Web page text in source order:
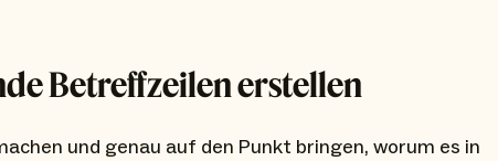
Betreffzeilen erstellen
und genau auf den Punkt bringen, worum es in